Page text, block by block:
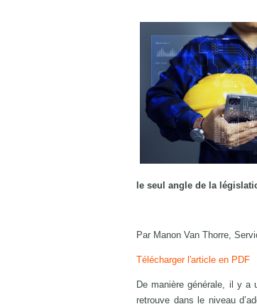
le seul angle de la
Par Manon Van Thorre,
Télécharger l'article en PDF
De manière générale, il y a
retrouve dans le niveau